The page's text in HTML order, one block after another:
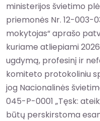
ministerijos švietimo
priemonės Nr. 12-003-
mokytojas“ aprašo
kuriame atliepiami
ugdymą, profesinį ir
komiteto protokoliniu
jog Nacionalinės
045-P-0001 „Tęsk:
būtų perskirstoma